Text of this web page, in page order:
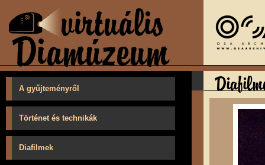
A gyűjteményről
Történet és technikák
Diafilmek